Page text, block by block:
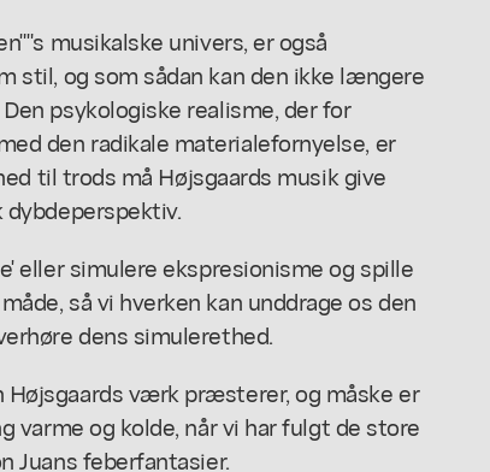
musikalske univers, er også
stil, og som sådan kan den ikke længere
psykologiske realisme, der for
den radikale materialefornyelse, er
til trods må Højsgaards musik give
eller simulere ekspresionisme og spille
så vi hverken kan unddrage os den
dens simulerethed.
Højsgaards værk præsterer, og måske er
varme og kolde, når vi har fulgt de store
Juans feberfantasier.